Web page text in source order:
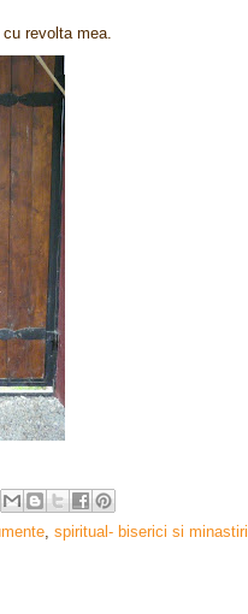
revolta mea.
, spiritual- biserici si minastiri